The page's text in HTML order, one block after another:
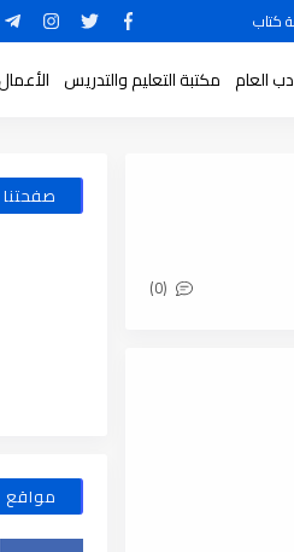
كتاب
العام مكتبة التعليم والتدريس
(0)
مواقع